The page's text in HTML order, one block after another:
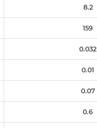
8.2
159
0.032
0.01
0.07
0.6